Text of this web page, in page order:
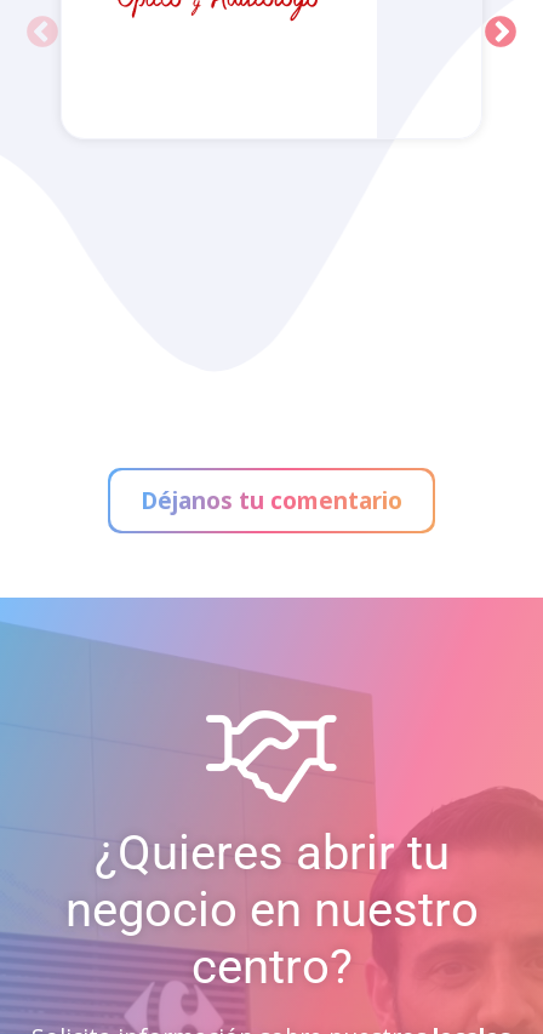
Déjanos tu comentario
¿Quieres abrir tu
negocio en nuestro
centro?